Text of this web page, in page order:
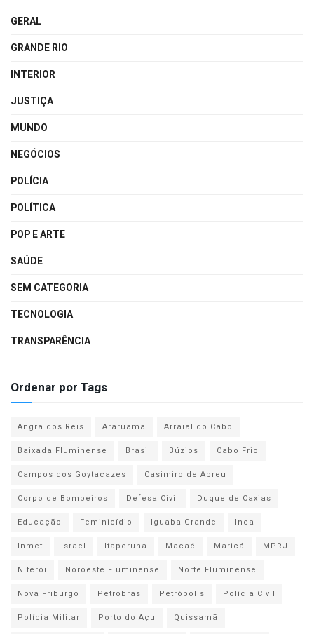
GERAL
GRANDE RIO
INTERIOR
JUSTIÇA
MUNDO
NEGÓCIOS
POLÍCIA
POLÍTICA
POP E ARTE
SAÚDE
SEM CATEGORIA
TECNOLOGIA
TRANSPARÊNCIA
Ordenar por Tags
Angra dos Reis Araruama
Arraial do Cabo
Baixada Fluminense
Brasil Búzios
Cabo Frio
Campos dos Goytacazes
Casimiro de Abreu
Corpo de Bombeiros
Defesa Civil
Duque de Caxias
Educação
Feminicídio Iguaba Grande
Inea
Inmet
Israel Itaperuna Macaé Maricá
MPRJ
Niterói
Noroeste Fluminense
Norte Fluminense
Nova Friburgo
Petrobras Petrópolis
Polícia Civil
Polícia Militar
Porto do Açu
Quissamã